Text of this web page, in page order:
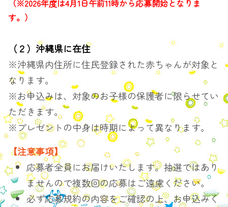
（※2026年度は4月1日午前11時から応募開始となりま
す。）
（２）沖縄県に在住
※沖縄県内住所に住民登録された赤ちゃんが対象と
なります。
※お申込みは、対象のお子様の保護者に限らせてい
ただきます。
※プレゼントの中身は時期によって異なります。
【注意事項】
応募者全員にお届けいたします。抽選ではあり
ませんので複数回の応募はご遠慮ください。
必ず応募規約の内容をご確認の上、お申込みく